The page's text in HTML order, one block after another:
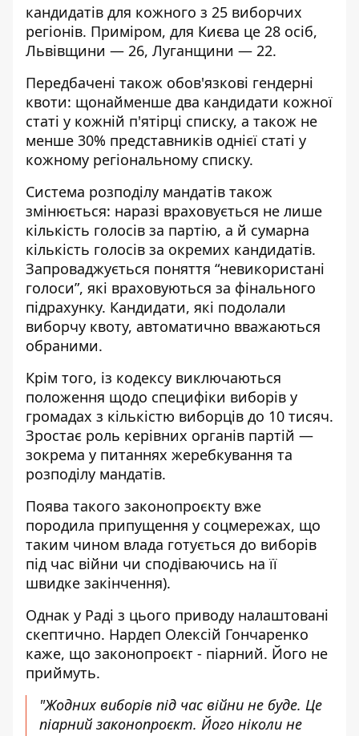
кандидатів для кожного з 25 виборчих
регіонів. Приміром, для Києва це 28 осіб,
Львівщини — 26, Луганщини — 22.
Передбачені також обов'язкові гендерні
квоти: щонайменше два кандидати кожної
статі у кожній п'ятірці списку, а також не
менше 30% представників однієї статі у
кожному регіональному списку.
Система розподілу мандатів також
змінюється: наразі враховується не лише
кількість голосів за партію, а й сумарна
кількість голосів за окремих кандидатів.
Запроваджується поняття “невикористані
голоси”, які враховуються за фінального
підрахунку. Кандидати, які подолали
виборчу квоту, автоматично вважаються
обраними.
Крім того, із кодексу виключаються
положення щодо специфіки виборів у
громадах з кількістю виборців до 10 тисяч.
Зростає роль керівних органів партій —
зокрема у питаннях жеребкування та
розподілу мандатів.
Поява такого законопроєкту вже
породила припущення у соцмережах, що
таким чином влада готується до виборів
під час війни чи сподіваючись на її
швидке закінчення).
Однак у Раді з цього приводу налаштовані
скептично. Нардеп Олексій Гончаренко
каже, що законопроєкт - піарний. Його не
приймуть.
"Жодних виборів під час війни не буде. Це
піарний законопроєкт. Його ніколи не